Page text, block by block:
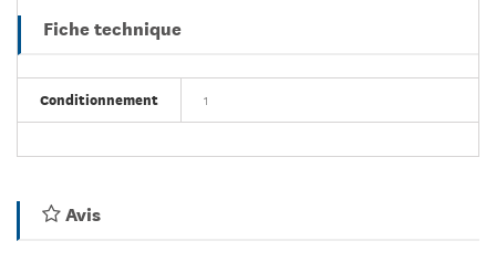
Fiche technique
Conditionnement 1
Avis